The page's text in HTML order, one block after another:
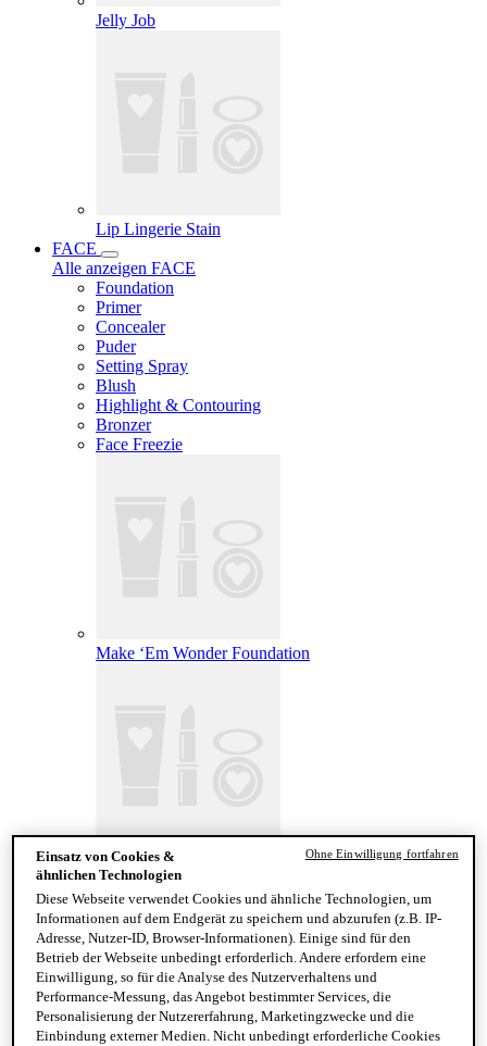
Jelly Job
Lip Lingerie Stain
FACE
Alle anzeigen FACE
Foundation
Primer
Concealer
Puder
Setting Spray
Blush
Highlight & Contouring
Bronzer
Face Freezie
Make ‘Em Wonder Foundation
Wonder Snatch Setting Powder
Einsatz von Cookies &
ähnlichen Technologien
Diese Webseite verwendet Cookies und ähnliche Technologien, um
Informationen auf dem Endgerät zu speichern und abzurufen (z.B. IP-
Adresse, Nutzer-ID, Browser-Informationen). Einige sind für den
Betrieb der Webseite unbedingt erforderlich. Andere erfordern eine
Einwilligung, so für die Analyse des Nutzerverhaltens und
Performance-Messung, das Angebot bestimmter Services, die
Personalisierung der Nutzererfahrung, Marketingzwecke und die
Einbindung externer Medien. Nicht unbedingt erforderliche Cookies
Ohne Einwilligung fortfahren